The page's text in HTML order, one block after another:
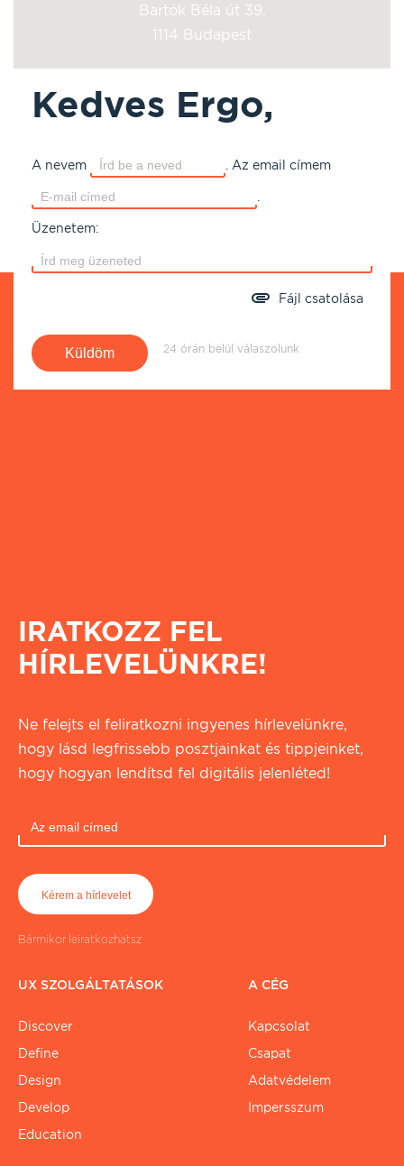
Kedves Ergo,
A nevem Az email címem
Üzenetem:
Fájl csatolása
24 órán belül válaszolunk
Bartók Béla út 39.
1114 Budapest
IRATKOZZ FEL
HÍRLEVELÜNKRE!
Ne felejts el feliratkozni ingyenes hírlevelünkre,
hogy lásd legfrissebb posztjainkat és tippjeinket,
hogy hogyan lendítsd fel digitális jelenléted!
Bármikor leiratkozhatsz
UX SZOLGÁLTATÁSOK
Discover
Define
Design
Develop
Education
A CÉG
Kapcsolat
Csapat
Adatvédelem
Impersszum